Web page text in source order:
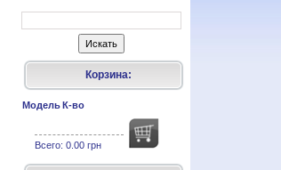
Корзина:
МодельК-во
Всего: 0.00 грн